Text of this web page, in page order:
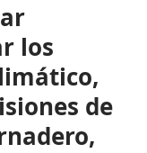
los
de